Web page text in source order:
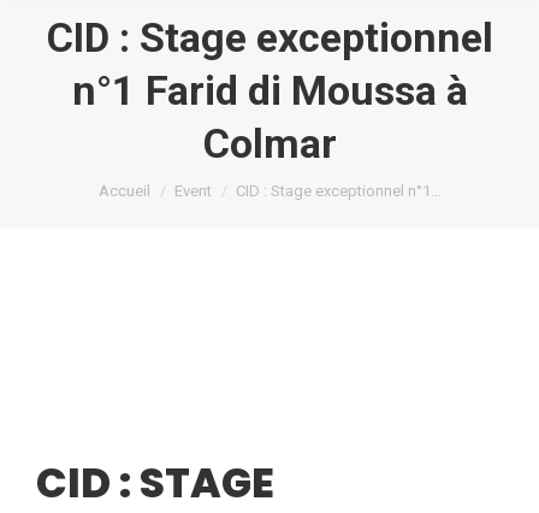
CID : Stage exceptionnel
n°1 Farid di Moussa à
Colmar
Vous êtes ici :
Accueil Event CID : Stage exceptionnel n°1…
CID : STAGE